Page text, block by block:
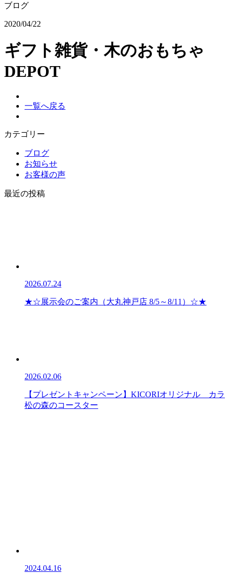
ブログ
2020/04/22
ギフト雑貨・木のおもちゃ
DEPOT
一覧へ戻る
カテゴリー
ブログ
お知らせ
お客様の声
最近の投稿
2026.07.24
★☆展示会のご案内（大丸神戸店 8/5～8/11）☆★
2026.02.06
【プレゼントキャンペーン】KICORIオリジナル カラ
松の森のコースター
2024.04.16